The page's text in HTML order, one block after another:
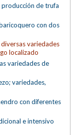
de trufa
con dos
variedades
localizado
variedades de
variedades,
con diferentes
e intensivo